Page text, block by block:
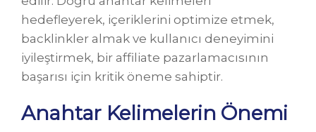
hedefleyerek, içeriklerini optimize etmek,
backlinkler almak ve kullanıcı deneyimini
iyileştirmek, bir affiliate pazarlamacısının
başarısı için kritik öneme sahiptir.
Anahtar Kelimelerin Önemi